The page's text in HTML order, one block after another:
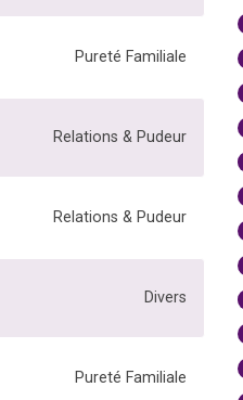
Pureté Familiale
Relations & Pudeur
Relations & Pudeur
Divers
Pureté Familiale